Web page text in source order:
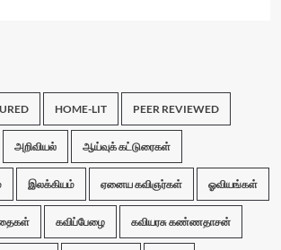
HOME-LIT PEER REVIEWED
அறிவியல் ஆய்வுக் கட்டுரைகள்
இலக்கியம் ஏனைய கவிஞர்கள் ஓவியங்கள்
கவிப்பேழை கவியரசு கண்ணதாசன்